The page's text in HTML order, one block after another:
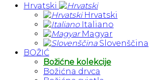
Hrvatski
Hrvatski
Italiano
Magyar
Slovenščina
BOŽIĆ
Božićne kolekcije
Božićna drvca